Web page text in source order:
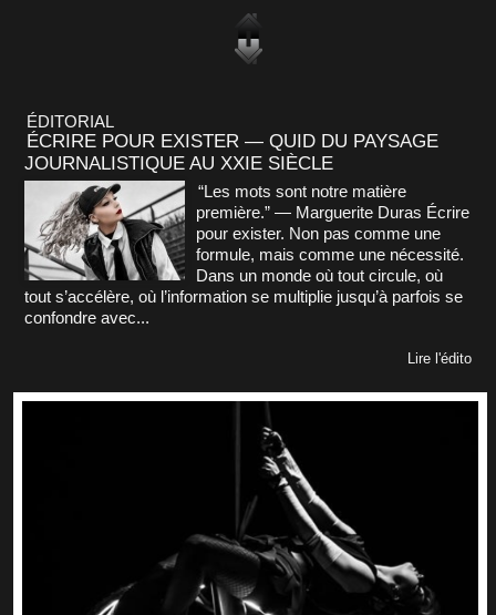
ÉDITORIAL
ÉCRIRE POUR EXISTER — QUID DU PAYSAGE
JOURNALISTIQUE AU XXIE SIÈCLE
“Les mots sont notre matière
première.” — Marguerite Duras Écrire
pour exister. Non pas comme une
formule, mais comme une nécessité.
Dans un monde où tout circule, où
tout s’accélère, où l’information se multiplie jusqu’à parfois se
confondre avec...
Lire l'édito